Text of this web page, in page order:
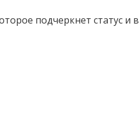
подчеркнет статус и